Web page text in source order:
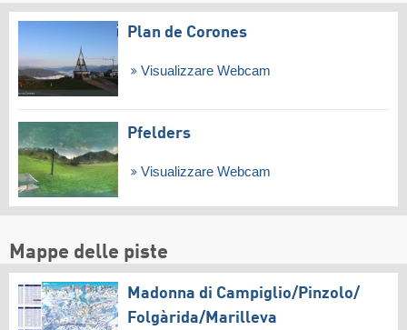
Plan de Corones
Visualizzare Webcam
Pfelders
Visualizzare Webcam
Mappe delle piste
Madonna di Campiglio/​Pinzolo/​
Folgàrida/​Marilleva